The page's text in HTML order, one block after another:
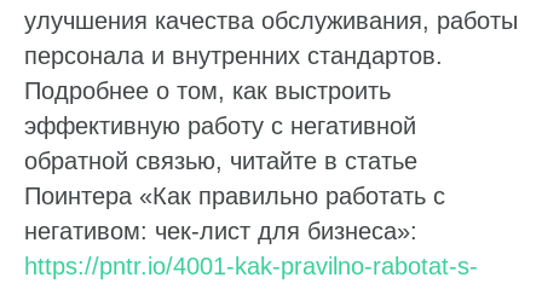
улучшения качества обслуживания, работы
персонала и внутренних стандартов.
Подробнее о том, как выстроить
эффективную работу с негативной
обратной связью, читайте в статье
Поинтера «Как правильно работать с
негативом: чек-лист для бизнеса»:
https://pntr.io/4001-kak-pravilno-rabotat-s-